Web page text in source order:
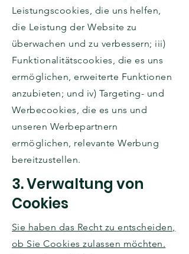
Leistungscookies, die uns helfen,
die Leistung der Website zu
überwachen und zu verbessern; iii)
Funktionalitätscookies, die es uns
ermöglichen, erweiterte Funktionen
anzubieten; und iv) Targeting- und
Werbecookies, die es uns und
unseren Werbepartnern
ermöglichen, relevante Werbung
bereitzustellen.
3. Verwaltung von
Cookies
Sie haben das Recht zu entscheiden,
ob Sie Cookies zulassen möchten.